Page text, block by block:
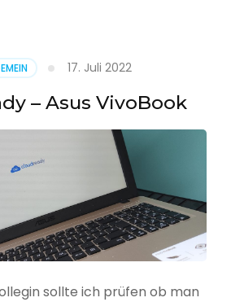
Jahressicherung
17. Juli 2022
– Asus VivoBook
sollte ich prüfen ob man